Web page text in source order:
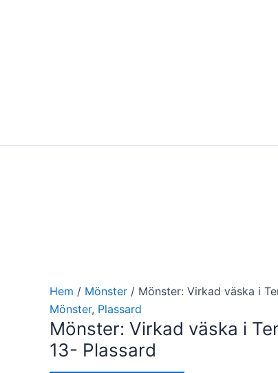
Hem / Mönster / Mönster: Virkad väska i
Mönster, Plassard
Mönster: Virkad väska i
13- Plassard